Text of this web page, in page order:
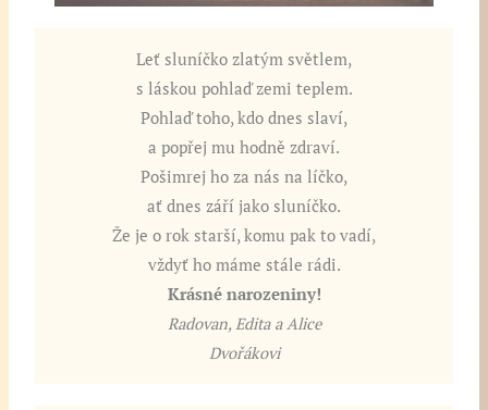
Leť sluníčko zlatým světlem,
s láskou pohlaď zemi teplem.
Pohlaď toho, kdo dnes slaví,
a popřej mu hodně zdraví.
Pošimrej ho za nás na líčko,
ať dnes září jako sluníčko.
Že je o rok starší, komu pak to vadí,
vždyť ho máme stále rádi.
Krásné narozeniny!
Radovan, Edita a Alice
Dvořákovi